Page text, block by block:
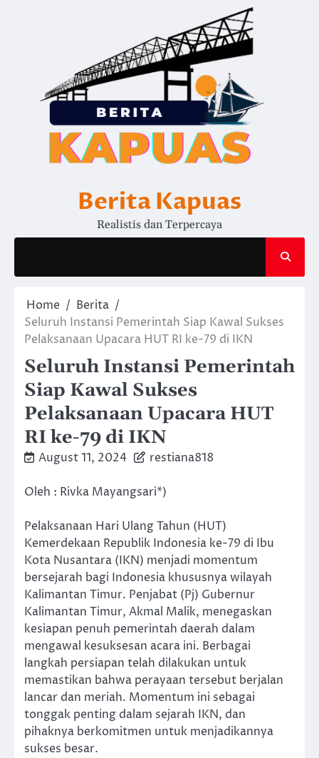
Berita Kapuas
Realistis dan Terpercaya
Home
Berita
Seluruh Instansi Pemerintah Siap Kawal Sukses
Pelaksanaan Upacara HUT RI ke-79 di IKN
Seluruh Instansi Pemerintah
Siap Kawal Sukses
Pelaksanaan Upacara HUT
RI ke-79 di IKN
August 11, 2024 restiana818
Oleh : Rivka Mayangsari*)
Pelaksanaan Hari Ulang Tahun (HUT)
Kemerdekaan Republik Indonesia ke-79 di Ibu
Kota Nusantara (IKN) menjadi momentum
bersejarah bagi Indonesia khususnya wilayah
Kalimantan Timur. Penjabat (Pj) Gubernur
Kalimantan Timur, Akmal Malik, menegaskan
kesiapan penuh pemerintah daerah dalam
mengawal kesuksesan acara ini. Berbagai
langkah persiapan telah dilakukan untuk
memastikan bahwa perayaan tersebut berjalan
lancar dan meriah. Momentum ini sebagai
tonggak penting dalam sejarah IKN, dan
pihaknya berkomitmen untuk menjadikannya
sukses besar.